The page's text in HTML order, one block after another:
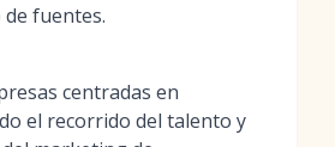
fuentes.
centradas en
el recorrido del talento y